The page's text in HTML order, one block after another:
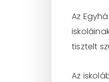
Az
tisztelt
Az